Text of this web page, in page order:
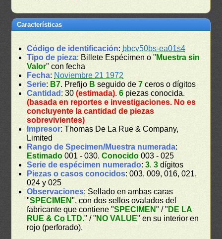
Características
Código de identificación: bbcv50bs-ea01s4
Tipo de pieza: Billete Espécimen o " Muestra sin
Valor" con fecha
Fecha: Noviembre 21 1972
Serie: B7. Prefijo B seguido de7 ceros o dígitos
Cantidad : 30(estimada).6 piezas conocida.
(basada en reportes e investigaciones. No es
concluyente la cantidad de piezas
sobrevivientes)
Impresor: Thomas De La Rue & Company,
Limited
Rango de Specimen/Muestra numerada:
Estimado 001 - 030.Conocido 003 - 025
Serie de espécimen numerado:3.3 dígitos
Piezas o casos conocidos: 003, 009, 016, 021,
024 y 025
Observaciones: Sellado en ambas caras
"SPECIMEN", con dos sellos ovalados del
fabricante que contiene "SPECIMEN" / " DE LA
RUE & Co̲ LTD." / " NO VALUE" en su interior en
rojo (perforado).